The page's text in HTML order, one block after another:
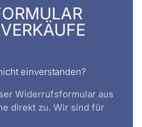
einverstanden?
Widerrufsformular aus
direkt zu. Wir sind für